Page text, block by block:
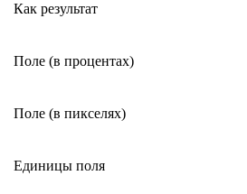
Как результат
Поле (в процентах)
Поле (в пикселях)
Единицы поля